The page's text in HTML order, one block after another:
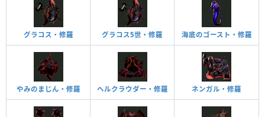
グラコス・修羅 グラコス5世・修羅 海底のゴースト・修羅
やみのまじん・修羅 ヘルクラウダー・修羅 ネンガル・修羅